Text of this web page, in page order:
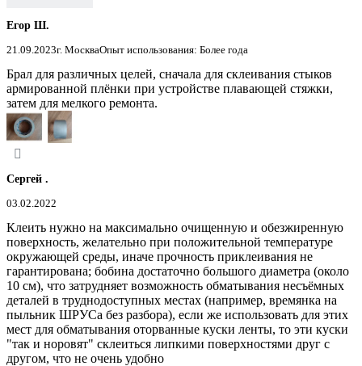
Егор Ш.
21.09.2023г. МоскваОпыт использования: Более года
Брал для различных целей, сначала для склеивания стыков
армированной плёнки при устройстве плавающей стяжки,
затем для мелкого ремонта.
Сергей .
03.02.2022
Клеить нужно на максимально очищенную и обезжиренную
поверхность, желательно при положительной температуре
окружающей среды, иначе прочность приклеивания не
гарантирована; бобина достаточно большого диаметра (около
10 см), что затрудняет возможность обматывания несъёмных
деталей в труднодоступных местах (например, времянка на
пыльник ШРУСа без разбора), если же использовать для этих
мест для обматывания оторванные куски ленты, то эти куски
"так и норовят" склеиться липкими поверхностями друг с
другом, что не очень удобно